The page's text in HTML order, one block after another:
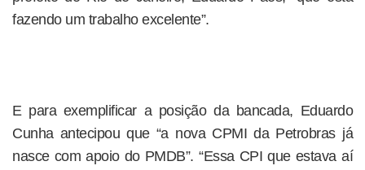
fazendo um trabalho excelente”.
E para exemplificar a posição da bancada, Eduardo
Cunha antecipou que “a nova CPMI da Petrobras já
nasce com apoio do PMDB”. “Essa CPI que estava aí